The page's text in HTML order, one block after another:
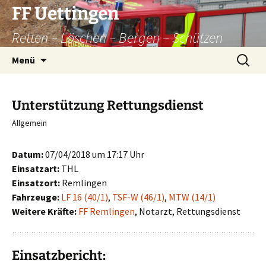
Zum
Inhalt
springen
FF Uettingen
Retten – Löschen – Bergen – Schützen
Menü
Suchen
nach:
Unterstützung Rettungsdienst
Allgemein
Datum:07/04/2018 um 17:17 Uhr
Einsatzart: THL
Einsatzort: Remlingen
Fahrzeuge: LF 16 (40/1), TSF-W (46/1), MTW (14/1)
Weitere Kräfte: FF Remlingen, Notarzt, Rettungsdienst
Einsatzbericht: